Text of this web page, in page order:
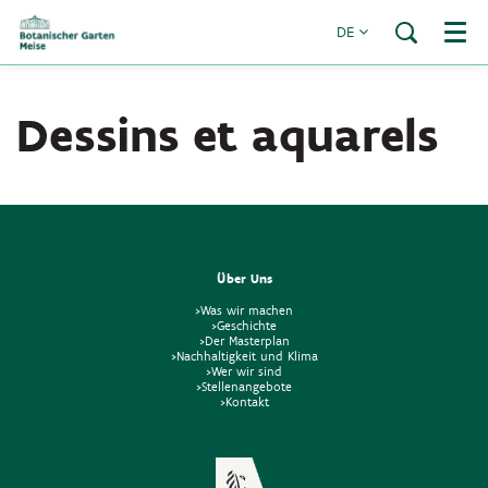
DE Menü
Dessins et aquarels
Über Uns
>Was wir machen
>Geschichte
>Der Masterplan
>Nachhaltigkeit und Klima
>Wer wir sind
>Stellenangebote
>Kontakt